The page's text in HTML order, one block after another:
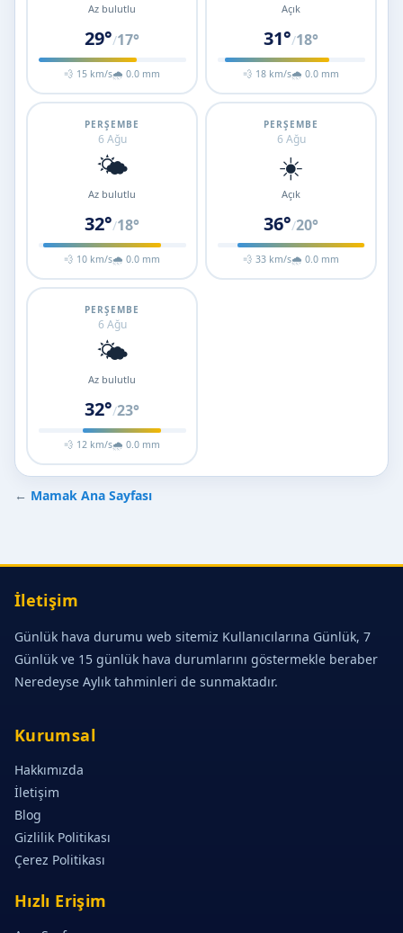
Az bulutlu
29°/17°
💨 15 km/s🌧 0.0 mm
Açık
31°/18°
💨 18 km/s🌧 0.0 mm
PERŞEMBE
6 Ağu
🌤️
Az bulutlu
32°/18°
💨 10 km/s🌧 0.0 mm
PERŞEMBE
6 Ağu
☀️
Açık
36°/20°
💨 33 km/s🌧 0.0 mm
PERŞEMBE
6 Ağu
🌤️
Az bulutlu
32°/23°
💨 12 km/s🌧 0.0 mm
← Mamak Ana Sayfası
İletişim
Günlük hava durumu web sitemiz Kullanıcılarına Günlük, 7
Günlük ve 15 günlük hava durumlarını göstermekle beraber
Neredeyse Aylık tahminleri de sunmaktadır.
Kurumsal
Hakkımızda
İletişim
Blog
Gizlilik Politikası
Çerez Politikası
Hızlı Erişim